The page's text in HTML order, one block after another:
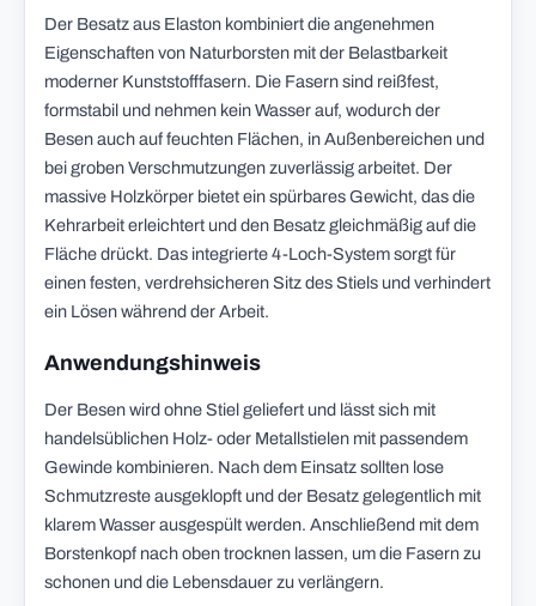
Der Besatz aus Elaston kombiniert die angenehmen
Eigenschaften von Naturborsten mit der Belastbarkeit
moderner Kunststofffasern. Die Fasern sind reißfest,
formstabil und nehmen kein Wasser auf, wodurch der
Besen auch auf feuchten Flächen, in Außenbereichen und
bei groben Verschmutzungen zuverlässig arbeitet. Der
massive Holzkörper bietet ein spürbares Gewicht, das die
Kehrarbeit erleichtert und den Besatz gleichmäßig auf die
Fläche drückt. Das integrierte 4-Loch-System sorgt für
einen festen, verdrehsicheren Sitz des Stiels und verhindert
ein Lösen während der Arbeit.
Anwendungshinweis
Der Besen wird ohne Stiel geliefert und lässt sich mit
handelsüblichen Holz- oder Metallstielen mit passendem
Gewinde kombinieren. Nach dem Einsatz sollten lose
Schmutzreste ausgeklopft und der Besatz gelegentlich mit
klarem Wasser ausgespült werden. Anschließend mit dem
Borstenkopf nach oben trocknen lassen, um die Fasern zu
schonen und die Lebensdauer zu verlängern.